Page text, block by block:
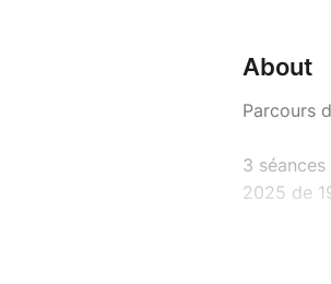
About
Parcours
3
2025 de